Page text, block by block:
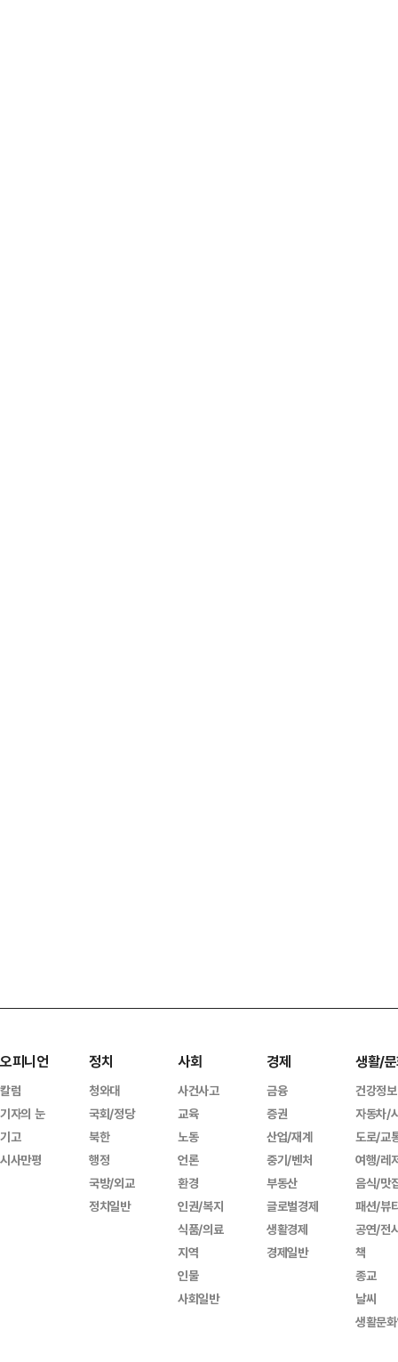
오피니언
칼럼
기자의 눈
기고
시사만평
정치
청와대
국회/정당
북한
행정
국방/외교
정치일반
사회
사건사고
교육
노동
언론
환경
인권/복지
식품/의료
지역
인물
사회일반
경제
금융
증권
산업/재계
중기/벤처
부동산
글로벌경제
생활경제
경제일반
생활/
건강정보
자동차/
도로/교
여행/레
음식/맛
패션/뷰
공연/전
책
종교
날씨
생활문